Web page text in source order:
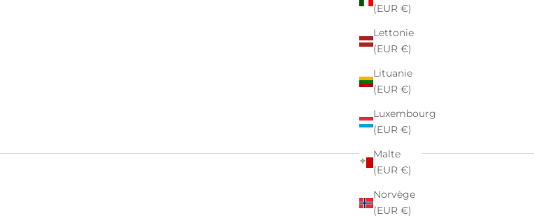
(EUR €)
Lettonie
(EUR €)
Lituanie
(EUR €)
Luxembourg
(EUR €)
Malte
(EUR €)
Norvège
(EUR €)